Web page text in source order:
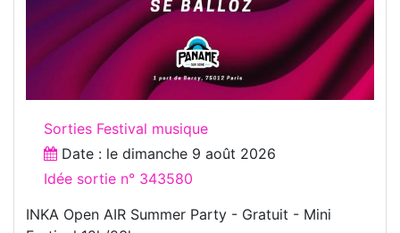
Sorties Festival musique
Date : le dimanche 9 août 2026
Idée sortie n° 343580
INKA Open AIR Summer Party - Gratuit - Mini